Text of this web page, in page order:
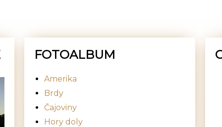
FOTOALBUM
Amerika
Brdy
Čajoviny
Hory doly